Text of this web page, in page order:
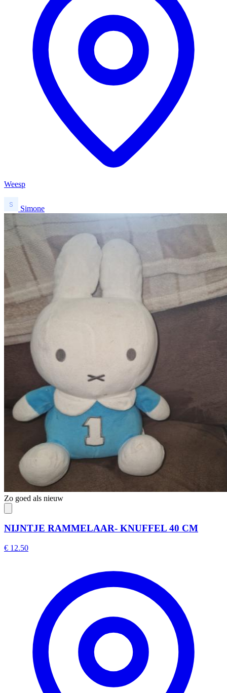
Weesp
Simone
Zo goed als nieuw
NIJNTJE RAMMELAAR- KNUFFEL 40 CM
€ 12.50